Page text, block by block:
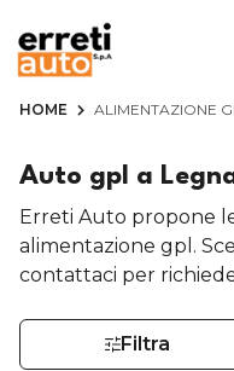
HOME ALIMENTAZIONE
Auto gpl a
Erreti Auto propone
alimentazione gpl.
contattaci per
Filtra